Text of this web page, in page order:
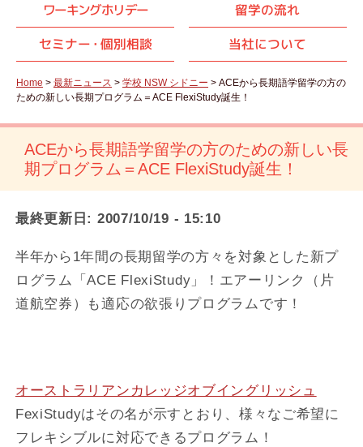
ワーキングホリデー
留学の流れ
セミナー・ 個別相談 当社について
Home > 最新ニュース > 学校 NSW シドニー > ACEから長期語学留学の方の
ための新しい長期プログラム＝ACE FlexiStudy誕生！
ACEから長期語学留学の方のための新しい長
期プログラム＝ACE FlexiStudy誕生！
最終更新日: 2007/10/19 - 15:10
半年から1年間の長期留学の方々を対象とした新プ
ログラム「ACE FlexiStudy」！エアーリンク（片
道航空券）も適応の欲張りプログラムです！
オーストラリアンカレッジオブイングリッシュ
FexiStudyはその名が示すとおり、様々なご希望に
フレキシブルに対応できるプログラム！